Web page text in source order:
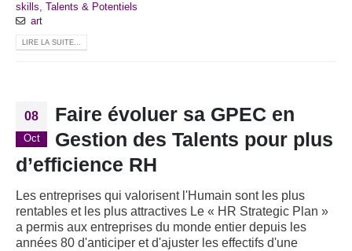
skills
Talents & Potentiels
art
LIRE LA SUITE...
08
Oct
Faire évoluer sa GPEC en
Gestion des Talents pour plus
d’efficience RH
Les entreprises qui valorisent l'Humain sont les plus
rentables et les plus attractives Le « HR Strategic Plan »
a permis aux entreprises du monde entier depuis les
années 80 d'anticiper et d'ajuster les effectifs d'une